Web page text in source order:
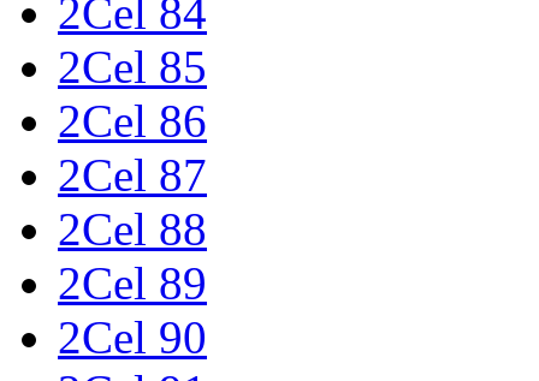
2Cel 84
2Cel 85
2Cel 86
2Cel 87
2Cel 88
2Cel 89
2Cel 90